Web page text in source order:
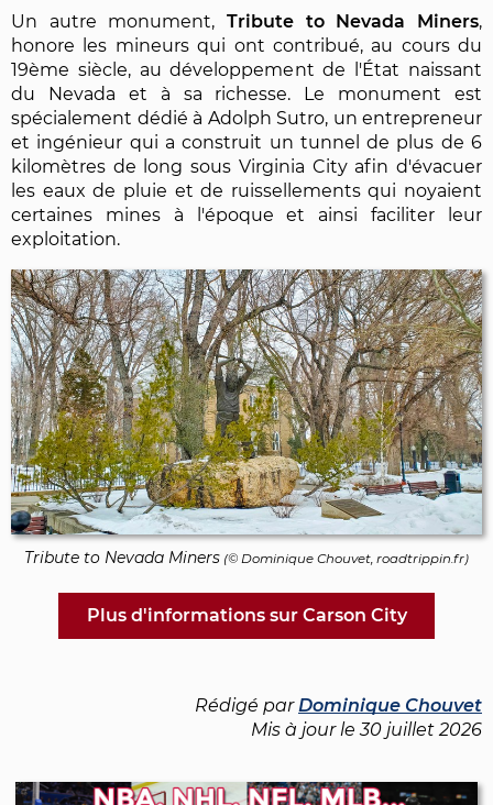
Un autre monument, Tribute to Nevada Miners,
honore les mineurs qui ont contribué, au cours du
19ème siècle, au développement de l'État naissant
du Nevada et à sa richesse. Le monument est
spécialement dédié à Adolph Sutro, un entrepreneur
et ingénieur qui a construit un tunnel de plus de 6
kilomètres de long sous Virginia City afin d'évacuer
les eaux de pluie et de ruissellements qui noyaient
certaines mines à l'époque et ainsi faciliter leur
exploitation.
Tribute to Nevada Miners (© Dominique Chouvet, roadtrippin.fr)
Plus d'informations sur Carson City
Rédigé parDominique Chouvet
Mis à jour le30 juillet 2026